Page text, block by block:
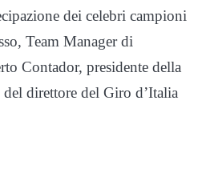
dei celebri campioni
Team Manager di
Contador, presidente della
direttore del Giro d’Italia